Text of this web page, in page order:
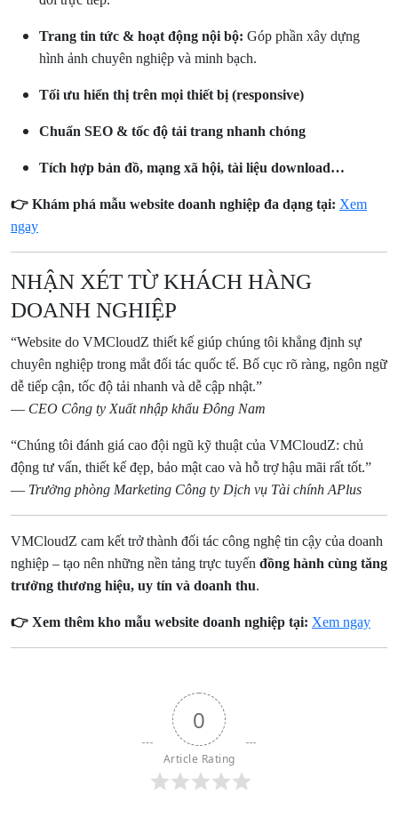
Trang tin tức & hoạt động nội bộ: Góp phần xây dựng
hình ảnh chuyên nghiệp và minh bạch.
Tối ưu hiển thị trên mọi thiết bị (responsive)
Chuẩn SEO & tốc độ tải trang nhanh chóng
Tích hợp bản đồ, mạng xã hội, tài liệu download…
👉 Khám phá mẫu website doanh nghiệp đa dạng tại: Xem
ngay
NHẬN XÉT TỪ KHÁCH HÀNG
DOANH NGHIỆP
“Website do VMCloudZ thiết kế giúp chúng tôi khẳng định sự
chuyên nghiệp trong mắt đối tác quốc tế. Bố cục rõ ràng, ngôn ngữ
dễ tiếp cận, tốc độ tải nhanh và dễ cập nhật.”
— CEO Công ty Xuất nhập khẩu Đông Nam
“Chúng tôi đánh giá cao đội ngũ kỹ thuật của VMCloudZ: chủ
động tư vấn, thiết kế đẹp, bảo mật cao và hỗ trợ hậu mãi rất tốt.”
— Trưởng phòng Marketing Công ty Dịch vụ Tài chính APlus
VMCloudZ cam kết trở thành đối tác công nghệ tin cậy của doanh
nghiệp – tạo nên những nền tảng trực tuyến đồng hành cùng tăng
trưởng thương hiệu, uy tín và doanh thu.
👉 Xem thêm kho mẫu website doanh nghiệp tại: Xem ngay
0
Article Rating